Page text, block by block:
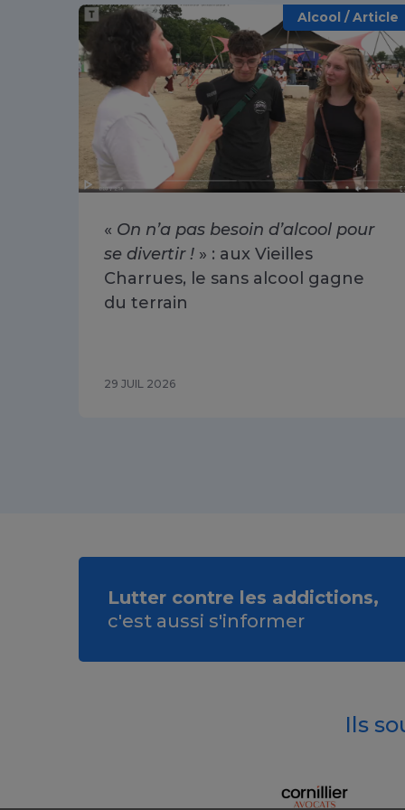
Alcool / Article
« On n’a pas besoin d’alcool pour
se divertir ! » : aux Vieilles
Charrues, le sans alcool gagne
du terrain
29 JUIL 2026
Lutter contre les addictions,
c'est aussi s'informer
Ils